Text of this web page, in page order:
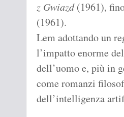
z Gwiazd(1961),
(1961).
Lem adottando un
l’impatto enorme
dell’uomo e, più in
come romanzi
dell’intelligenza